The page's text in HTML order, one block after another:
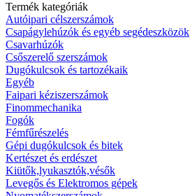
Termék kategóriák
Autóipari célszerszámok
Csapágylehúzók és egyéb segédeszközök
Csavarhúzók
Csőszerelő szerszámok
Dugókulcsok és tartozékaik
Egyéb
Faipari kéziszerszámok
Finommechanika
Fogók
Fémfűrészelés
Gépi dugókulcsok és bitek
Kertészet és erdészet
Kiütők,lyukasztók,vésők
Levegős és Elektromos gépek